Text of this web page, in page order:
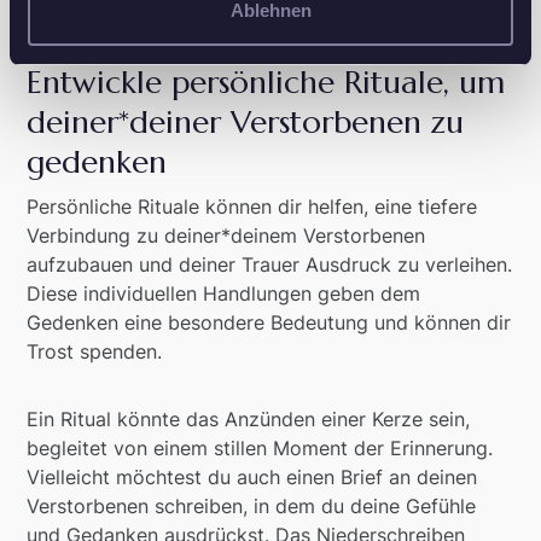
Ablehnen
Entwickle persönliche Rituale, um
deiner*deiner Verstorbenen zu
gedenken
Persönliche Rituale können dir helfen, eine tiefere
Verbindung zu deiner*deinem Verstorbenen
aufzubauen und deiner Trauer Ausdruck zu verleihen.
Diese individuellen Handlungen geben dem
Gedenken eine besondere Bedeutung und können dir
Trost spenden.
Ein Ritual könnte das Anzünden einer Kerze sein,
begleitet von einem stillen Moment der Erinnerung.
Vielleicht möchtest du auch einen Brief an deinen
Verstorbenen schreiben, in dem du deine Gefühle
und Gedanken ausdrückst. Das Niederschreiben